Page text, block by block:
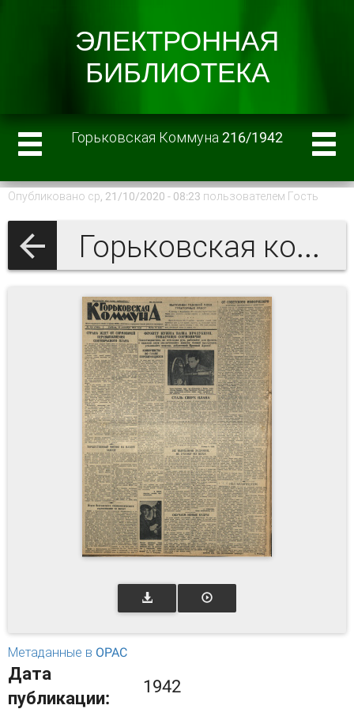
Горьковская Коммуна 216/1942
Опубликовано ср, 21/10/2020 - 08:23 пользователем Гость
Горьковская коммуна 1942 г.
Метаданные в OPAC
Дата
публикации:
1942